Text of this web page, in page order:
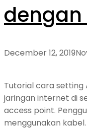
December 12, 2019
Tutorial cara setting
jaringan internet di
access point.
menggunakan